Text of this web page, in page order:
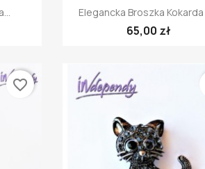
Szybki podgląd
Elegancka Broszka Kokarda
65,00 zł
favorite_border